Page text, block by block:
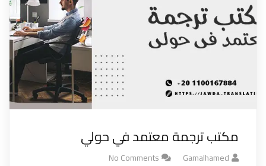
مكتب ترجمة معتمد في حولي
Gamalhamed
No Comments